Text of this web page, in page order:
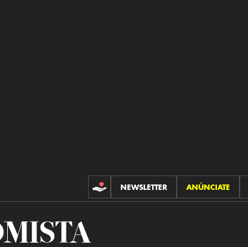
CONTRIBUCIONES
NEWSLETTER ANÚNCIATE